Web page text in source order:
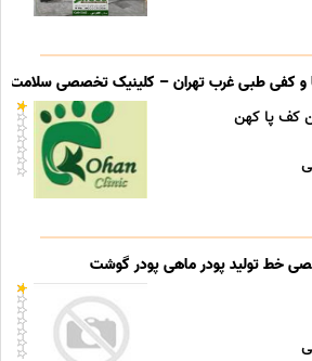
کفی طبی غرب تهران – کلینیک تخصصی سلامت
کف پا کهن
خط تولید پودر ماهی پودر گوشت